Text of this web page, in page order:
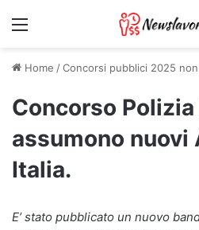
Menu
Home /Concorsi pubblici 2025
Concorso
assumono nuovi
Italia.
E’ stato pubblicato un nuovo